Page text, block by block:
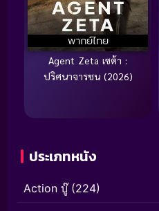
พากย์ไทย
Agent Zeta เซต้า :
ปริศนาจารชน (2026)
ประเภทหนัง
Action บู๊(224)